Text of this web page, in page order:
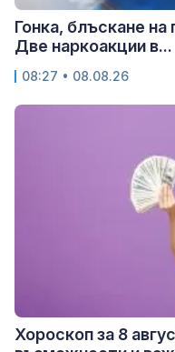
Гонка, блъскане
Две наркоакции в...
08:27 • 08.08.26
Хороскоп за 8